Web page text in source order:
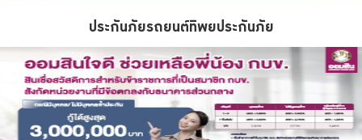
ประกันภัยรถยนต์ทิพยประกันภัย